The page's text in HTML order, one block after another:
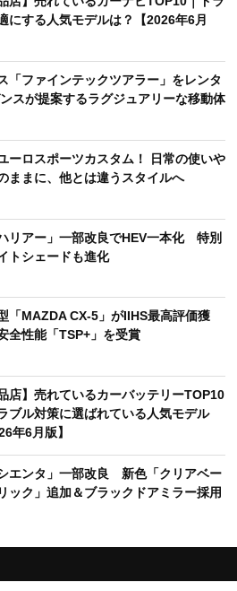
にする人気モデルは？【2026年6月
「ファインテックツアラー」をレンタ
スが提案するラグジュアリーな移動体
ーロスポーツカスタム！ 日常の使いや
ままに、他とは違うスタイルへ
リアー」一部改良でHEV一本化 特別
トシェードも進化
「MAZDA CX-5」がIIHS最高評価獲
性能「TSP+」を受賞
店】売れているカーバッテリーTOP10
ブル対策に選ばれている人気モデル
年6月版】
エンタ」一部改良 新色「クリアベー
ック」追加＆ブラックドアミラー採用